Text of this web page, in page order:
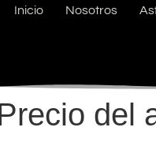
Inicio Nosotros
del